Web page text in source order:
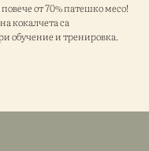
от 70% патешко месо!
кокалчета са
обучение и тренировка.